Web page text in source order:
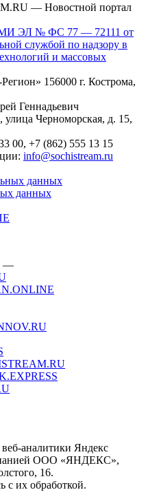
— Новостной портал
СМИ ЭЛ № ФС 77 — 72111 от
службой по надзору в
и массовых
156000 г. Кострома,
Геннадьевич
Черноморская, д. 15,
00, +7 (862) 555 13 15
info@sochistream.ru
данных
данных
—
аналитики Яндекс
ООО «ЯНДЕКС»,
16.
с их обработкой.